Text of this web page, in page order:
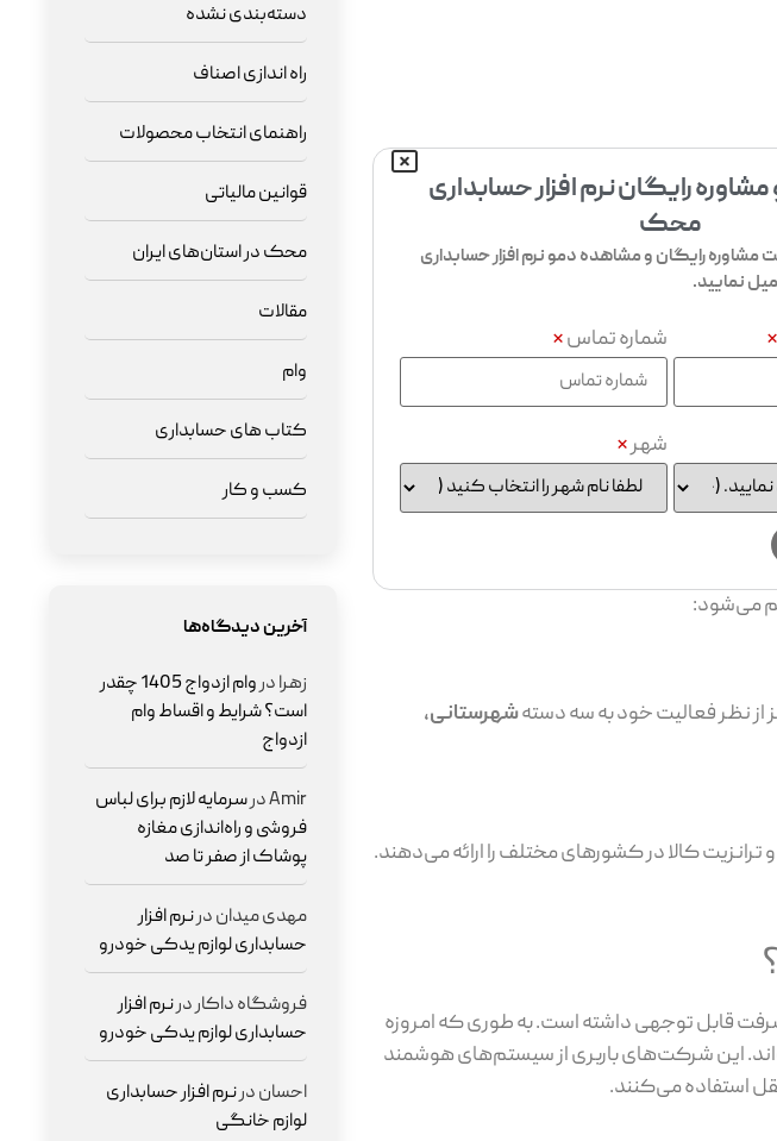
رایگان نرم افزار حسابداری
محک
مشاوره رایگان و مشاهده دمو نرم افزار حسابداری
نمایید.
* شماره تماس*
شهر*
می‌شود:
نظر فعالیت خود به سه دستهشهرستانی،
کالا در کشورهای مختلف را ارائه می‌دهند.
قابل توجهی داشته است. به طوری که امروزه
این شرکت‌های باربری از سیستم‌های هوشمند
استفاده می‌کنند.
دسته‌بندی نشده
راه اندازی اصناف
راهنمای انتخاب محصولات
قوانین مالیاتی
محک در استان‌های ایران
مقالات
وام
کتاب های حسابداری
کسب و کار
آخرین دیدگاه‌ها
زهرادر
وام ازدواج 1405 چقدر
است؟ شرایط و اقساط وام
ازدواج
Amirدرسرمایه لازم برای لباس
فروشی و راه‌اندازی مغازه
پوشاک از صفر تا صد
مهدی میداندرنرم افزار
حسابداری لوازم یدکی خودرو
فروشگاه داکاردرنرم افزار
حسابداری لوازم یدکی خودرو
احساندرنرم افزار حسابداری
لوازم خانگی